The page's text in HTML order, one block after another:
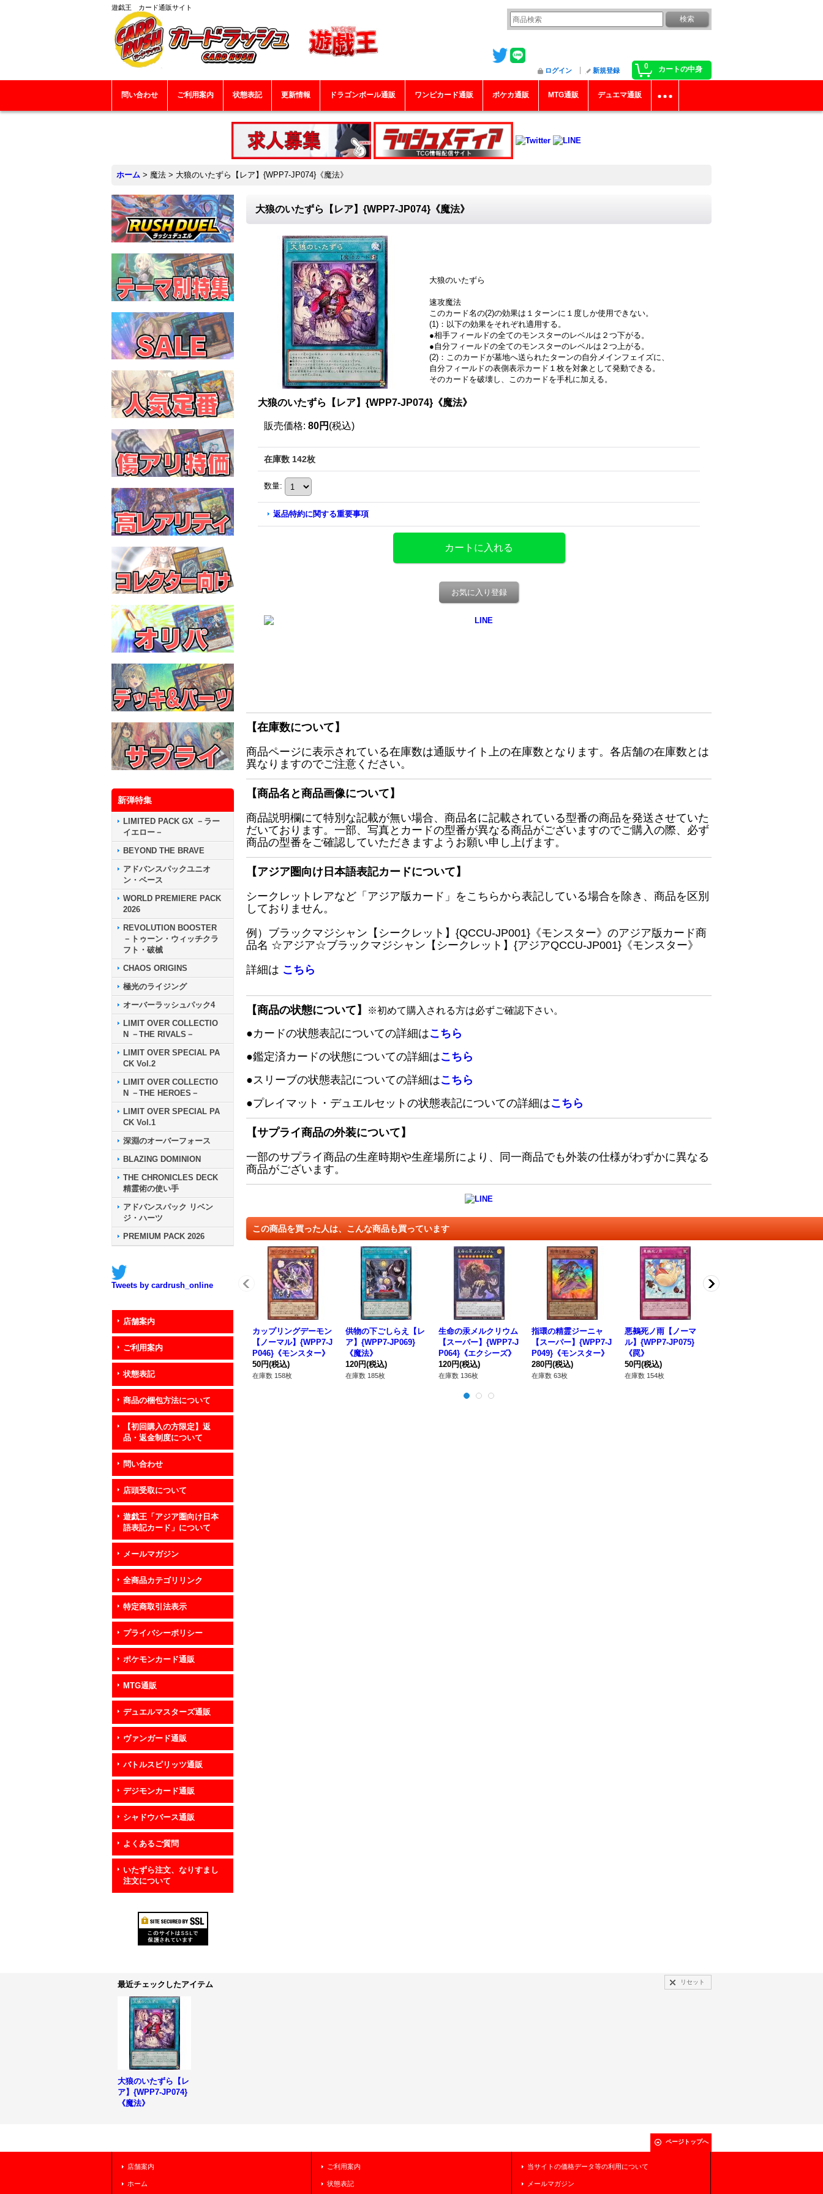
遊戯王 カード通販サイト
0 カートの中身
ログイン 新規登録
問い合わせ ご利用案内 状態表記 更新情報 ドラゴンボール通販 ワンピカード通販 ポケカ通販 MTG通販 デュエマ通販
ホーム > 魔法 > 大狼のいたずら【レア】{WPP7-JP074}《魔法》
新弾特集
LIMITED PACK GX －ラー
イエロー－
BEYOND THE BRAVE
アドバンスパックユニオ
ン・ベース
WORLD PREMIERE PACK
2026
REVOLUTION BOOSTER
－トゥーン・ウィッチクラ
フト・破械
CHAOS ORIGINS
極光のライジング
オーバーラッシュパック4
LIMIT OVER COLLECTIO
N －THE RIVALS－
LIMIT OVER SPECIAL PA
CK Vol.2
LIMIT OVER COLLECTIO
N －THE HEROES－
LIMIT OVER SPECIAL PA
CK Vol.1
深淵のオーバーフォース
BLAZING DOMINION
THE CHRONICLES DECK
精霊術の使い手
アドバンスパック リベン
ジ・ハーツ
PREMIUM PACK 2026
Tweets by cardrush_online
店舗案内
ご利用案内
状態表記
商品の梱包方法について
【初回購入の方限定】返
品・返金制度について
問い合わせ
店頭受取について
遊戯王「アジア圏向け日本
語表記カード」について
メールマガジン
全商品カテゴリリンク
特定商取引法表示
プライバシーポリシー
ポケモンカード通販
MTG通販
デュエルマスターズ通販
ヴァンガード通販
バトルスピリッツ通販
デジモンカード通販
シャドウバース通販
よくあるご質問
いたずら注文、なりすまし
注文について
大狼のいたずら【レア】{WPP7-JP074}《魔法》
大狼のいたずら
速攻魔法
このカード名の(2)の効果は１ターンに１度しか使用できない。
(1)：以下の効果をそれぞれ適用する。
●相手フィールドの全てのモンスターのレベルは２つ下がる。
●自分フィールドの全てのモンスターのレベルは２つ上がる。
(2)：このカードが墓地へ送られたターンの自分メインフェイズに、
自分フィールドの表側表示カード１枚を対象として発動できる。
そのカードを破壊し、このカードを手札に加える。
大狼のいたずら【レア】{WPP7-JP074}《魔法》
販売価格: 80円 (税込)
在庫数 142枚
数量:
返品特約に関する重要事項
お気に入り登録
【在庫数について】
商品ページに表示されている在庫数は通販サイト上の在庫数となります。各店舗の在庫数とは
異なりますのでご注意ください。
【商品名と商品画像について】
商品説明欄にて特別な記載が無い場合、商品名に記載されている型番の商品を発送させていた
だいております。一部、写真とカードの型番が異なる商品がございますのでご購入の際、必ず
商品の型番をご確認していただきますようお願い申し上げます。
【アジア圏向け日本語表記カードについて】
シークレットレアなど「アジア版カード」をこちらから表記している場合を除き、商品を区別
しておりません。
例）ブラックマジシャン【シークレット】{QCCU-JP001}《モンスター》のアジア版カード商
品名 ☆アジア☆ブラックマジシャン【シークレット】{アジアQCCU-JP001}《モンスター》
詳細は こちら
【商品の状態について】 ※初めて購入される方は必ずご確認下さい。
●カードの状態表記についての詳細はこちら
●鑑定済カードの状態についての詳細はこちら
●スリーブの状態表記についての詳細はこちら
●プレイマット・デュエルセットの状態表記についての詳細はこちら
【サプライ商品の外装について】
一部のサプライ商品の生産時期や生産場所により、同一商品でも外装の仕様がわずかに異なる
商品がございます。
この商品を買った人は、こんな商品も買っています
カップリングデーモン
【ノーマル】{WPP7-J
P046}《モンスター》
50円(税込)
在庫数 158枚
供物の下ごしらえ【レ
ア】{WPP7-JP069}
《魔法》
120円(税込)
在庫数 185枚
生命の汞メルクリウム
【スーパー】{WPP7-J
P064}《エクシーズ》
120円(税込)
在庫数 136枚
指環の精霊ジーニャ
【スーパー】{WPP7-J
P049}《モンスター》
280円(税込)
在庫数 63枚
悪鵺死ノ雨【ノーマ
ル】{WPP7-JP075}
《罠》
50円(税込)
在庫数 154枚
最近チェックしたアイテム リセット
大狼のいたずら【レ
ア】{WPP7-JP074}
《魔法》
ページトップへ
店舗案内
ホーム
ご利用案内
状態表記
当サイトの価格データ等の利用について
メールマガジン